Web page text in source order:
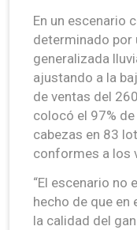
En un escenario
determinado por
generalizada
ajustando a la
de ventas del
colocó el 97%
cabezas en 83
conformes a los
“El escenario no
hecho de que en
la calidad del